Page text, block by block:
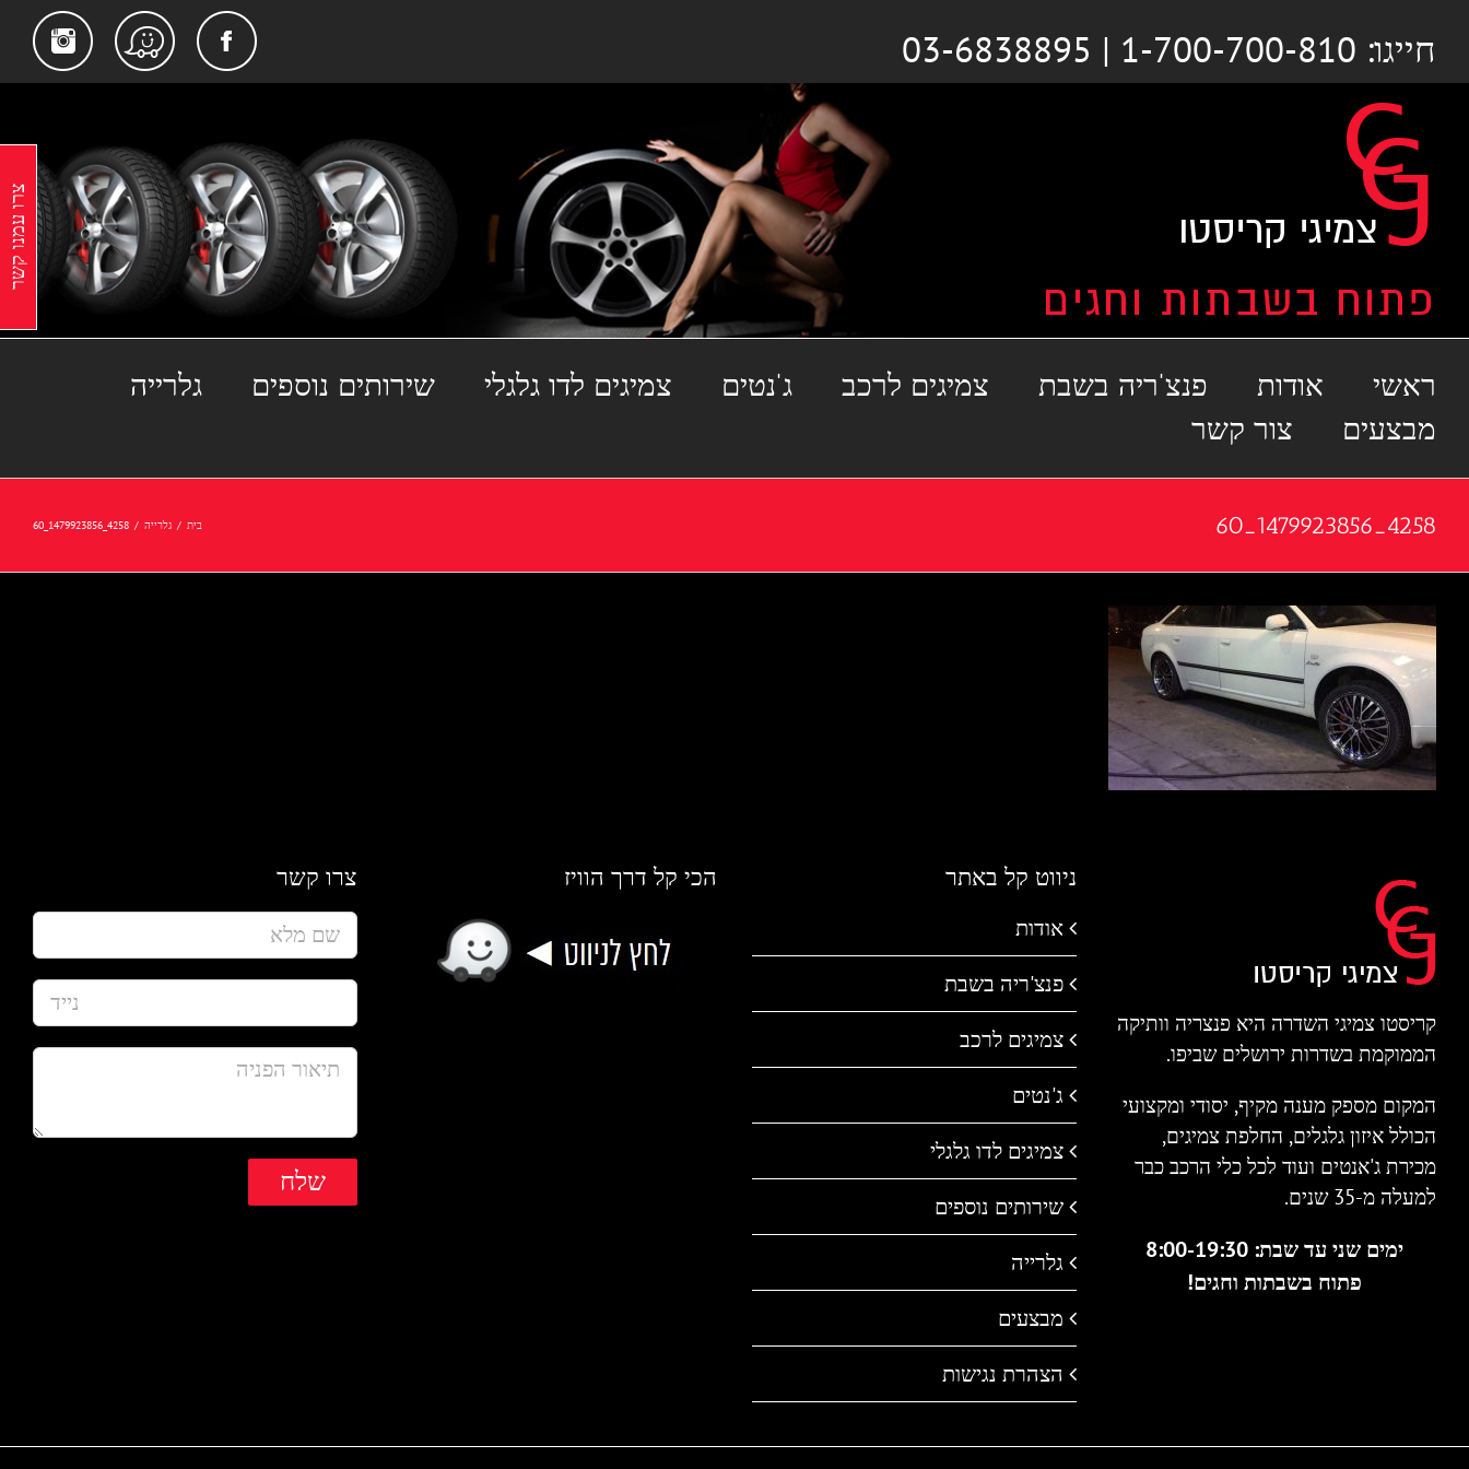
לתוכןחייגו: 1-700-700-810 | 03-6838895 Facebook
Waze
ראשי אודות פנצ'ריה בשבת צמיגים לרכב ג'נטים צמיגים לדו גלגלי שירותים נוספים
גלרייה
מבצעים
צור קשר
4258_1479923856_60 בית / גלרייה /
4258_1479923856_60
קריסטו צמיגי השדרה היא פנצריה וותיקה
הממוקמת בשדרות ירושלים שביפו.
המקום מספק מענה מקיף, יסודי ומקצועי
הכולל איזון גלגלים, החלפת צמיגים,
מכירת ג'אנטים ועוד לכל כלי הרכב כבר
למעלה מ-35 שנים.
ימים שני עד שבת: 8:00-19:30
פתוח בשבתות וחגים!
ניווט קל באתר
אודות
פנצ'ריה בשבת
צמיגים לרכב
ג'נטים
צמיגים לדו גלגלי
שירותים נוספים
גלרייה
מבצעים
הצהרת נגישות
הכי קל דרך הוויז צרו קשר
צרו עמנו קשר